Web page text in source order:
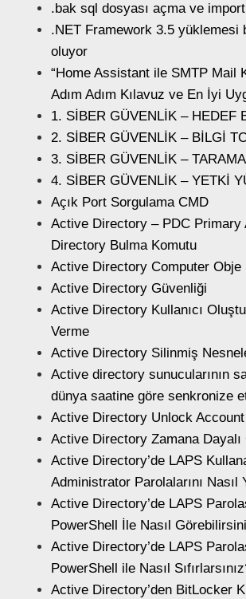
.bak sql dosyası açma ve
.NET Framework 3.5 yüklemesi
oluyor
“Home Assistant ile SMTP Mail
Adım Adım Kılavuz ve En İyi
1. SİBER GÜVENLİK – HEDEF
2. SİBER GÜVENLİK – BİLGİ
3. SİBER GÜVENLİK –
4. SİBER GÜVENLİK – YETKİ
Açık Port Sorgulama CMD
Active Directory – PDC Primary
Directory Bulma Komutu
Active Directory Computer Obje
Active Directory Güvenliği
Active Directory Kullanıcı
Verme
Active Directory Silinmiş
Active directory sunucularının
dünya saatine göre senkronize
Active Directory Unlock
Active Directory Zamana Dayalı
Active Directory’de LAPS
Administrator Parolalarını Nasıl
Active Directory’de LAPS
PowerShell İle Nasıl
Active Directory’de LAPS
PowerShell ile Nasıl
Active Directory’den BitLocker